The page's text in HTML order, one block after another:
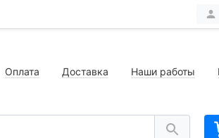
Оплата Доставка Наши работы